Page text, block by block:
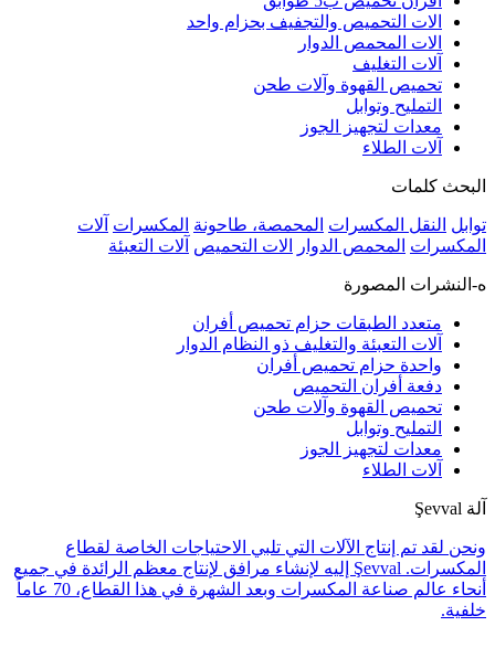
الات التحميص والتجفيف بحزام واحد
الات المحمص الدوار
آلات التغليف
تحميص القهوة وآلات طحن
التمليح وتوابل
معدات لتجهيز الجوز
آلات الطلاء
البحث كلمات
توابل النقل المكسرات المحمصة، طاحونة المكسرات آلات
المكسرات المحمص الدوار الات التحميص آلات التعبئة
ه-النشرات المصورة
متعدد الطبقات حزام تحميص أفران
آلات التعبئة والتغليف ذو النظام الدوار
واحدة حزام تحميص أفران
دفعة أفران التحميص
تحميص القهوة وآلات طحن
التمليح وتوابل
معدات لتجهيز الجوز
آلات الطلاء
آلة Şevval
ونحن لقد تم إنتاج الآلات التي تلبي الاحتياجات الخاصة لقطاع
المكسرات. Şevval إليه لإنشاء مرافق لإنتاج معظم الرائدة في جميع
أنحاء عالم صناعة المكسرات وبعد الشهرة في هذا القطاع، 70 عاماً
خلفية.